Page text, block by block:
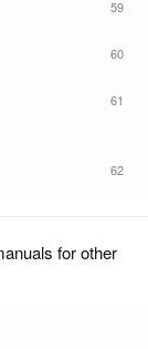
59
60
61
62
for other